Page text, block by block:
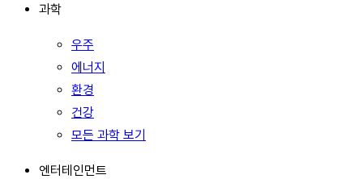
과학
우주
에너지
환경
건강
모든 과학 보기
엔터테인먼트